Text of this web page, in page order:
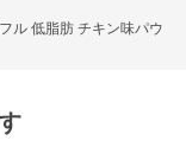
ル 低脂肪 チキン味パウ